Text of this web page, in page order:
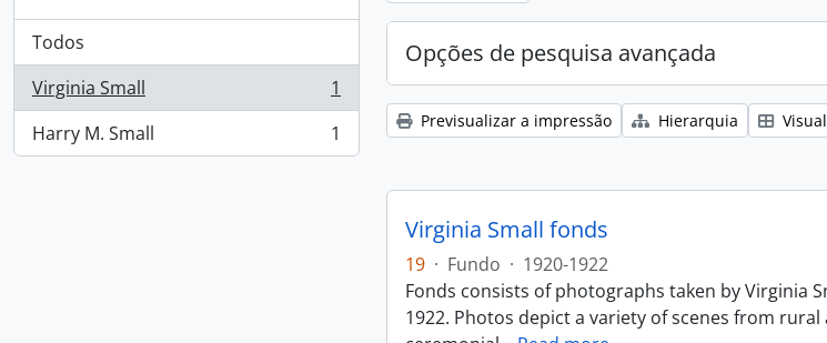
Todos
Virginia Small
, 1 resultados
1
Harry M. Small
, 1 resultados 1
Opções de pesquisa avançada
Previsualizar a impressão Hierarquia
Virginia Small fonds
19 · Fundo · 1920-1922
Fonds consists of photographs taken by Virginia
1922. Photos depict a variety of scenes from